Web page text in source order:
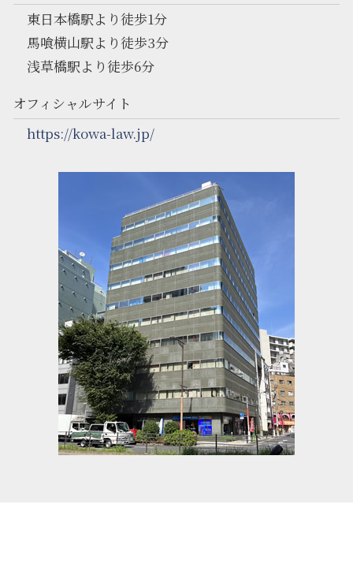
東日本橋駅より徒歩1分
馬喰横山駅より徒歩3分
浅草橋駅より徒歩6分
オフィシャルサイト
https://kowa-law.jp/